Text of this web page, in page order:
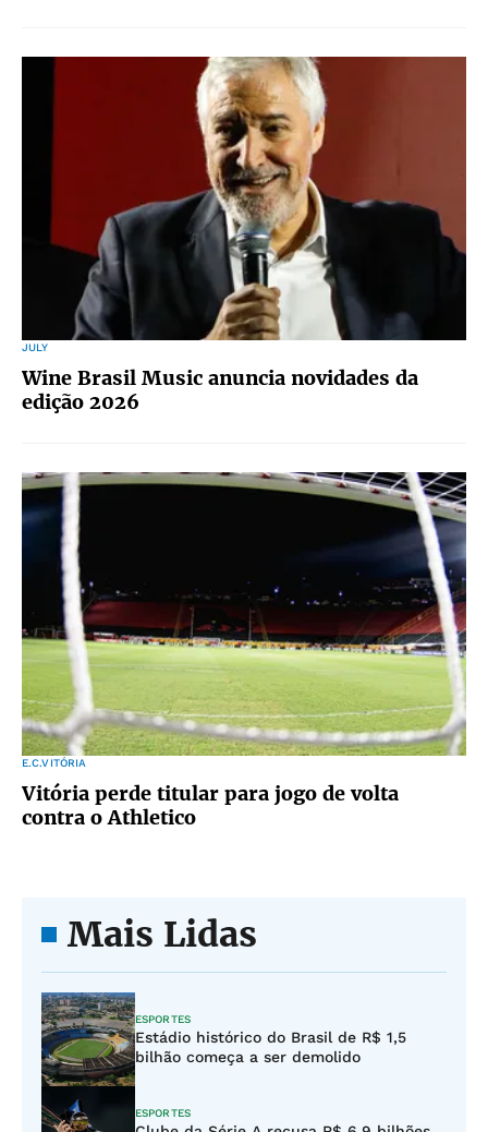
JULY
Wine Brasil Music anuncia novidades da
edição 2026
E.C.VITÓRIA
Vitória perde titular para jogo de volta
contra o Athletico
Mais Lidas
ESPORTES
Estádio histórico do Brasil de R$ 1,5
bilhão começa a ser demolido
ESPORTES